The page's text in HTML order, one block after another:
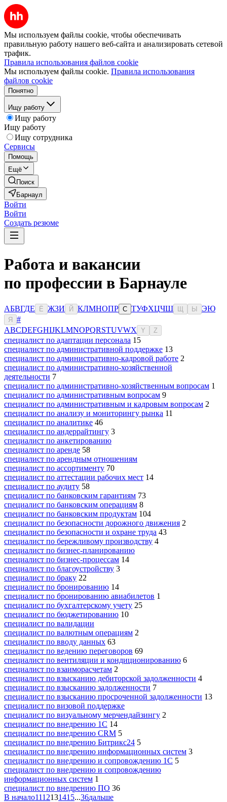
Мы используем файлы cookie, чтобы обеспечивать
правильную работу нашего веб-сайта и анализировать сетевой
трафик.
Правила использования файлов cookie
Мы используем файлы cookie. Правила использования
файлов cookie
Понятно
Ищу работу
Ищу работу
Ищу работу
Ищу сотрудника
Сервисы
Помощь
Ещё
Поиск
Барнаул
Войти
Войти
Создать резюме
Работа и вакансии
по профессии в Барнауле
АБВГДЕ Ё ЖЗИ Й КЛМНОПР С ТУФХЦЧШ Ы ЭЮ
Я
#
ABCDEFGHIJKLMNOPQRSTUVWX Y Z
специалист по адаптации персонала 15
специалист по административной поддержке 13
специалист по административно-кадровой работе 2
специалист по административно-хозяйственной
деятельности 7
специалист по административно-хозяйственным вопросам 1
специалист по административным вопросам 9
специалист по административным и кадровым вопросам 2
специалист по анализу и мониторингу рынка 11
специалист по аналитике 46
специалист по андеррайтингу 3
специалист по анкетированию
специалист по аренде 58
специалист по арендным отношениям
специалист по ассортименту 70
специалист по аттестации рабочих мест 14
специалист по аудиту 58
специалист по банковским гарантиям 73
специалист по банковским операциям 8
специалист по банковским продуктам 104
специалист по безопасности дорожного движения 2
специалист по безопасности и охране труда 43
специалист по бережливому производству 4
специалист по бизнес-планированию
специалист по бизнес-процессам 14
специалист по благоустройству 3
специалист по браку 22
специалист по бронированию 14
специалист по бронированию авиабилетов 1
специалист по бухгалтерскому учету 25
специалист по бюджетированию 10
специалист по валидации
специалист по валютным операциям 2
специалист по вводу данных 63
специалист по ведению переговоров 69
специалист по вентиляции и кондиционированию 6
специалист по взаиморасчетам 2
специалист по взысканию дебиторской задолженности 4
специалист по взысканию задолженности 7
специалист по взысканию просроченной задолженности 13
специалист по визовой поддержке
специалист по визуальному мерчендайзингу 2
специалист по внедрению 1С 14
специалист по внедрению CRM 5
специалист по внедрению Битрикс24 5
специалист по внедрению информационных систем 3
специалист по внедрению и сопровождению 1С 5
специалист по внедрению и сопровождению
информационных систем 1
специалист по внедрению ПО 36
В начало1112131415...36дальше